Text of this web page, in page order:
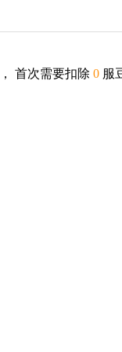
， 首次需要扣除 0 服